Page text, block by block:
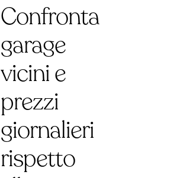
Confronta
garage
vicini e
prezzi
giornalieri
rispetto